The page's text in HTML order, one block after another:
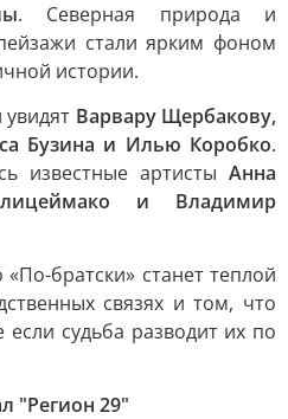
. Северная природа и
стали ярким фоном
истории.
увидят Варвару Щербакову,
Бузина и Илью Коробко.
известные артисты Анна
и Владимир
братски» станет теплой
связях и том, что
судьба разводит их по
"Регион 29"